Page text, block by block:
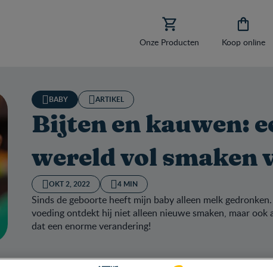

Onze Producten

Koop online
BABY ARTIKEL
Bijten en kauwen:
wereld vol smaken
OKT 2, 2022 4 MIN
Sinds de geboorte heeft mijn baby alleen melk
voeding ontdekt hij niet alleen nieuwe smaken, maar
dat een enorme verandering!